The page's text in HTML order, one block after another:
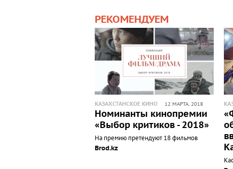
РЕКОМЕНДУЕМ
КАЗАХСТАНСКОЕ КИНО 12 МАРТА, 2018
Номинанты кинопремии
«Выбор критиков - 2018»
На премию претендуют 18 фильмов
Brod.kz